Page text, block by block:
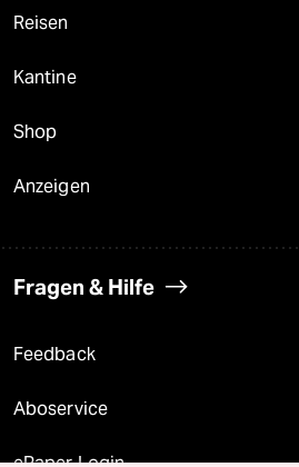
Reisen
Kantine
Shop
Anzeigen
Fragen & Hilfe
Feedback
Aboservice